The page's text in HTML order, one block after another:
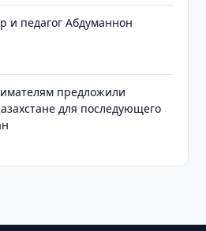
и педагог Абдуманнон
предложили
для последующего